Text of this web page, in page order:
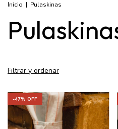
Inicio | Pulaskinas
Filtrar y ordenar
-47% OFF